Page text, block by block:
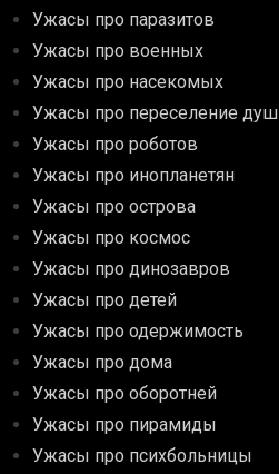
Ужасы про паразитов
Ужасы про военных
Ужасы про насекомых
Ужасы про переселение душ
Ужасы про роботов
Ужасы про инопланетян
Ужасы про острова
Ужасы про космос
Ужасы про динозавров
Ужасы про детей
Ужасы про одержимость
Ужасы про дома
Ужасы про оборотней
Ужасы про пирамиды
Ужасы про психбольницы